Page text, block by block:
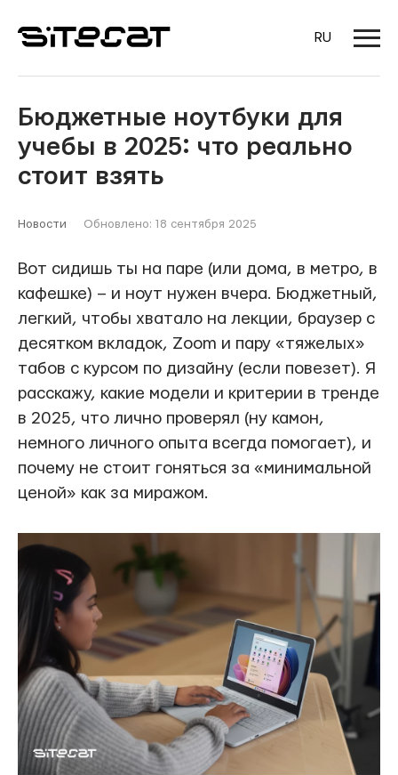
RU
Бюджетные ноутбуки для
учебы в 2025: что реально
стоит взять
Новости Обновлено: 18 сентября 2025
Вот сидишь ты на паре (или дома, в метро, в
кафешке) – и ноут нужен вчера. Бюджетный,
легкий, чтобы хватало на лекции, браузер с
десятком вкладок, Zoom и пару «тяжелых»
табов с курсом по дизайну (если повезет). Я
расскажу, какие модели и критерии в тренде
в 2025, что лично проверял (ну камон,
немного личного опыта всегда помогает), и
почему не стоит гоняться за «минимальной
ценой» как за миражом.